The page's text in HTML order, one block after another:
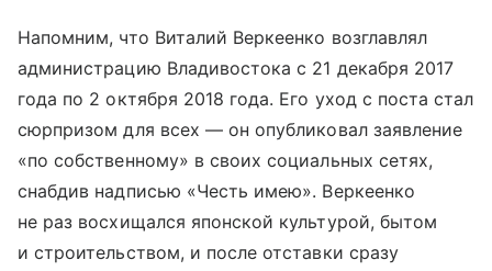
Напомним, что Виталий Веркеенко возглавлял
администрацию Владивостока с 21 декабря 2017
года по 2 октября 2018 года. Его уход с поста стал
сюрпризом для всех — он опубликовал заявление
«по собственному» в своих социальных сетях,
снабдив надписью «Честь имею». Веркеенко
не раз восхищался японской культурой, бытом
и строительством, и после отставки сразу